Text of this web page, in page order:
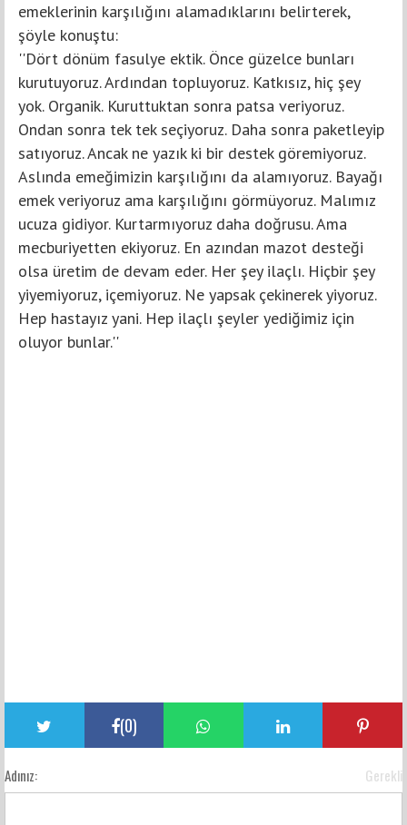
emeklerinin karşılığını alamadıklarını belirterek,
şöyle konuştu:
''Dört dönüm fasulye ektik. Önce güzelce bunları
kurutuyoruz. Ardından topluyoruz. Katkısız, hiç şey
yok. Organik. Kuruttuktan sonra patsa veriyoruz.
Ondan sonra tek tek seçiyoruz. Daha sonra paketleyip
satıyoruz. Ancak ne yazık ki bir destek göremiyoruz.
Aslında emeğimizin karşılığını da alamıyoruz. Bayağı
emek veriyoruz ama karşılığını görmüyoruz. Malımız
ucuza gidiyor. Kurtarmıyoruz daha doğrusu. Ama
mecburiyetten ekiyoruz. En azından mazot desteği
olsa üretim de devam eder. Her şey ilaçlı. Hiçbir şey
yiyemiyoruz, içemiyoruz. Ne yapsak çekinerek yiyoruz.
Hep hastayız yani. Hep ilaçlı şeyler yediğimiz için
oluyor bunlar.''
(0)
Adınız: Gerekli